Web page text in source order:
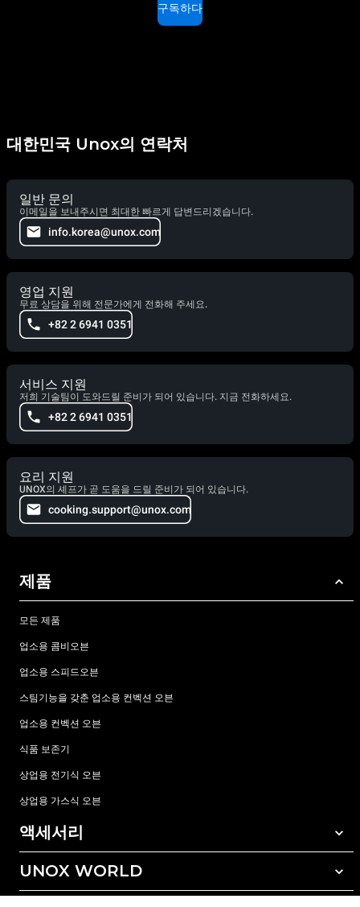
구독하다
대한민국 Unox의 연락처
일반 문의
이메일을 보내주시면 최대한 빠르게 답변드리겠습니다.
info.korea@unox.com
영업 지원
무료 상담을 위해 전문가에게 전화해 주세요.
+82 2 6941 0351
서비스 지원
저희 기술팀이 도와드릴 준비가 되어 있습니다. 지금 전화하세요.
+82 2 6941 0351
요리 지원
UNOX의 셰프가 곧 도움을 드릴 준비가 되어 있습니다.
cooking.support@unox.com
제품
모든 제품
업소용 콤비오븐
업소용 스피드오븐
스팀기능을 갖춘 업소용 컨벡션 오븐
업소용 컨벡션 오븐
식품 보존기
상업용 전기식 오븐
상업용 가스식 오븐
액세서리
모든 액세서리
자동세척 세정제
UNOX WORLD